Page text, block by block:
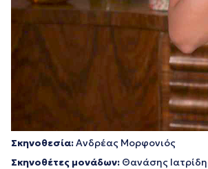
Σκηνοθεσία:Ανδρέας Μορφονιός
Σκηνοθέτες μονάδων: Θανάσης